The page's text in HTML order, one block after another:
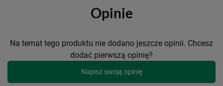
Opinie
Na temat tego produktu nie dodano jeszcze opinii. Chcesz
dodać pierwszą opinię?
Napisz swoją opinię